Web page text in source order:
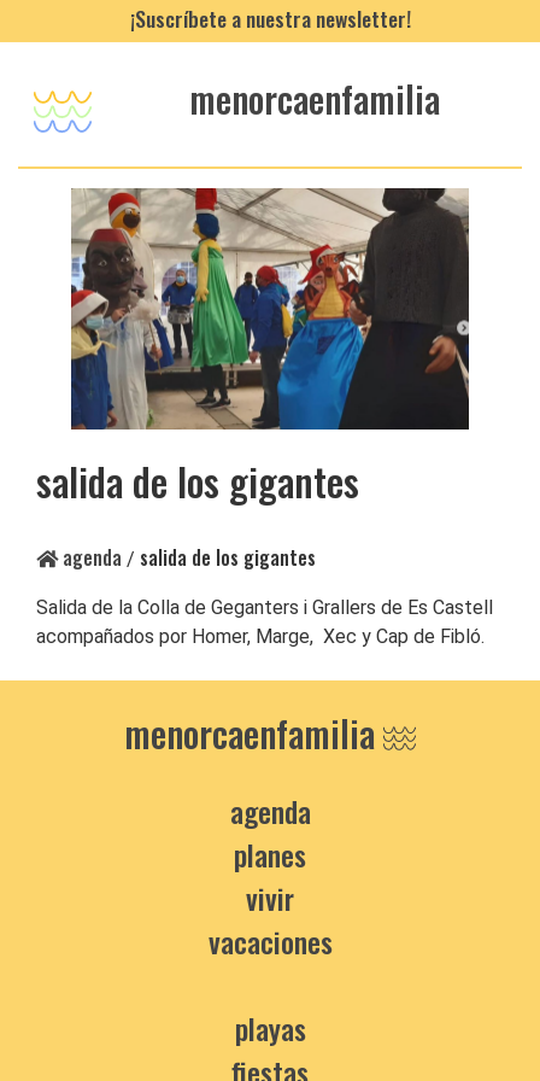
¡Suscríbete a nuestra newsletter!
menorcaenfamilia
salida de los gigantes
agenda / salida de los gigantes
Salida de la Colla de Geganters i Grallers de Es Castell
acompañados por Homer, Marge, Xec y Cap de Fibló.
menorcaenfamilia
agenda
planes
vivir
vacaciones
playas
fiestas